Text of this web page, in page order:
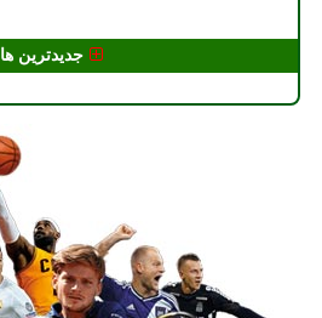
جدیدترین ها